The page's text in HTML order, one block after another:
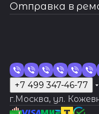
Отправка в
+7 499 347-46-77
г.Москва, ул.